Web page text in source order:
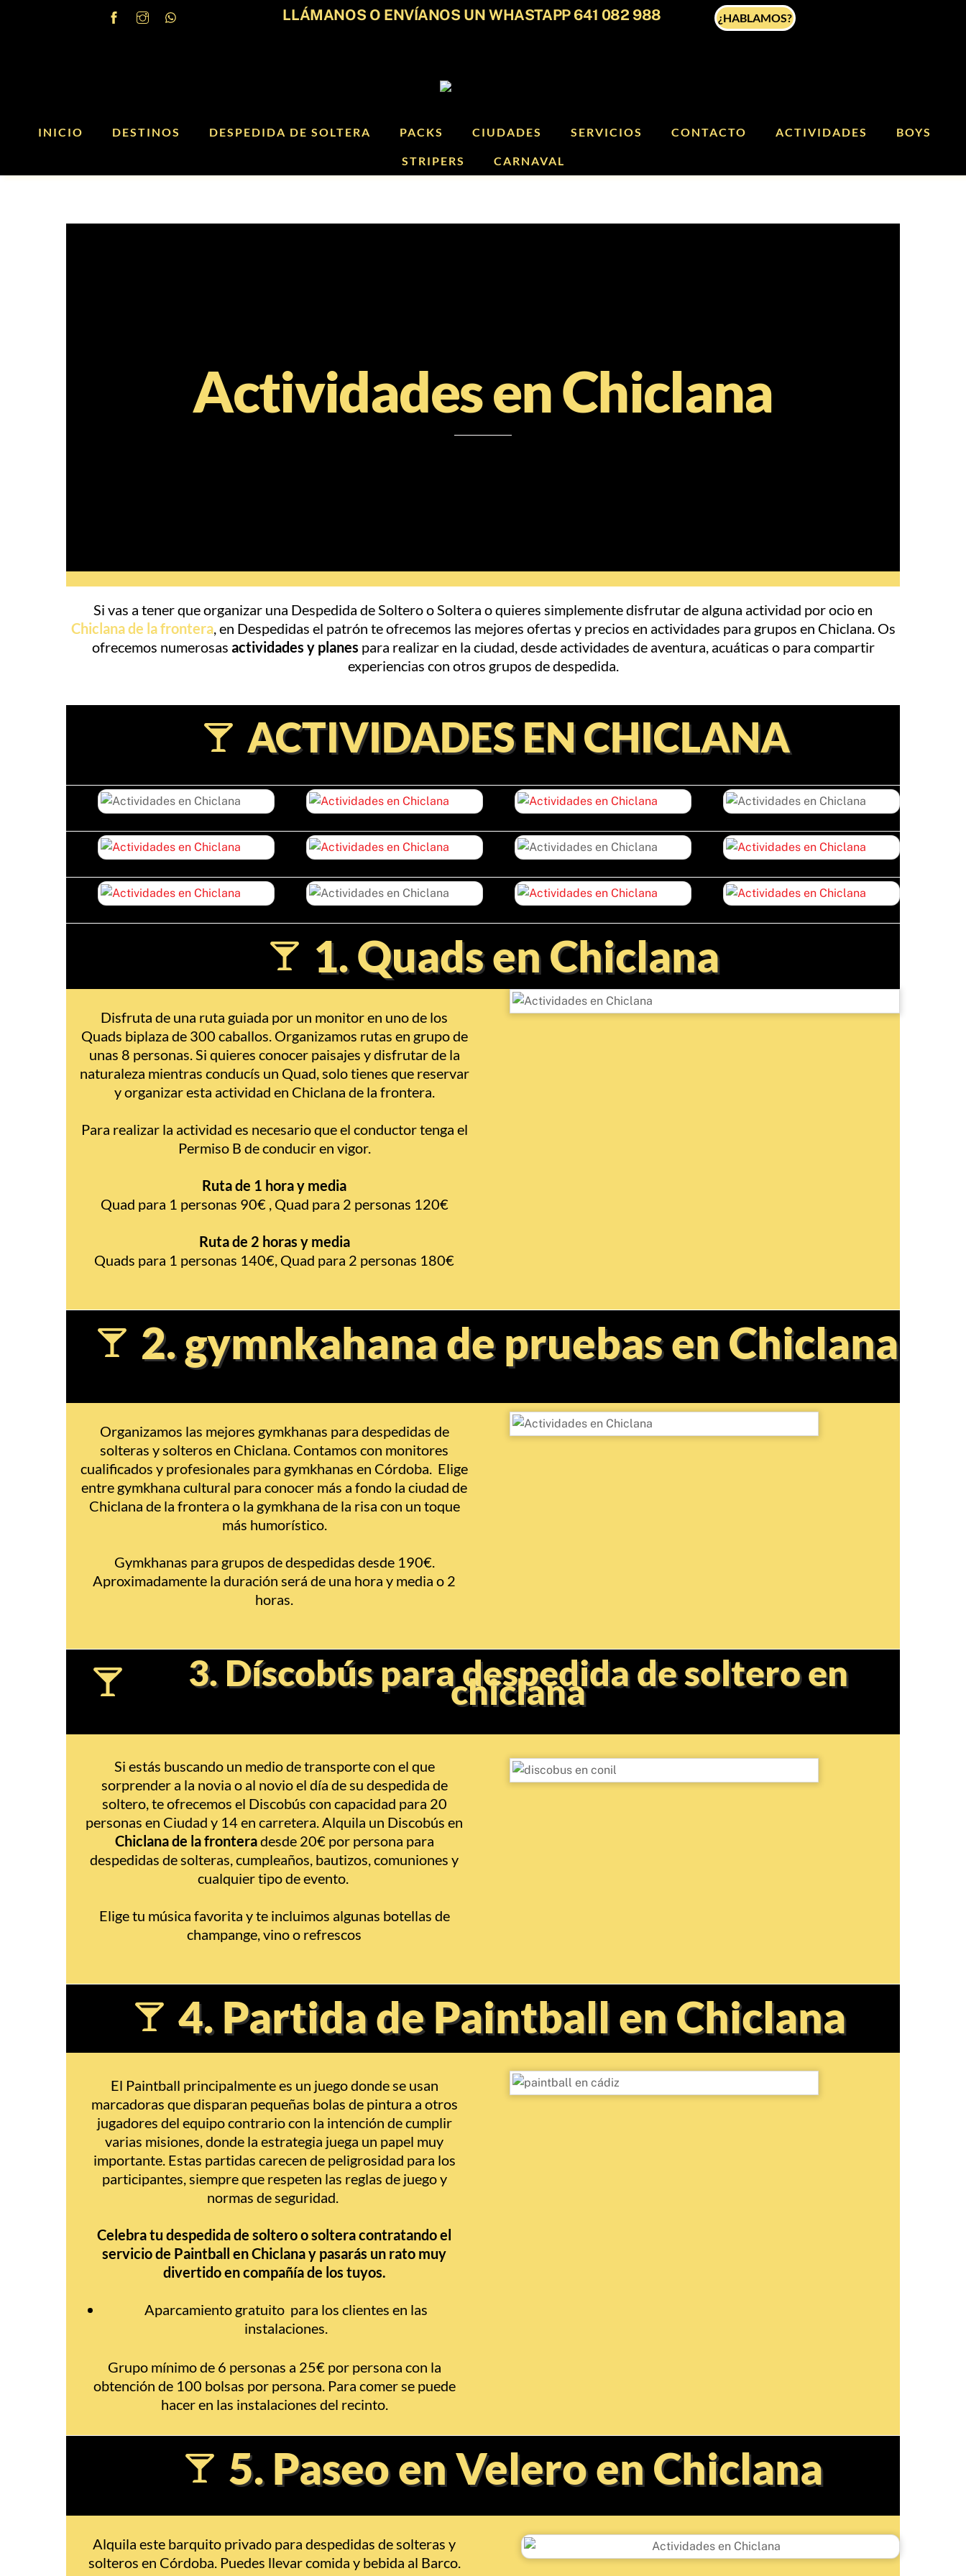
LLÁMANOS O ENVÍANOS UN WHASTAPP 641 082 988 ¿HABLAMOS?
INICIO DESTINOS DESPEDIDA DE SOLTERA PACKS CIUDADES SERVICIOS CONTACTO ACTIVIDADES BOYS
STRIPERS CARNAVAL
Actividades en Chiclana
Si vas a tener que organizar una Despedida de Soltero o Soltera o quieres simplemente disfrutar de alguna actividad por ocio en
Chiclana de la frontera, en Despedidas el patrón te ofrecemos las mejores ofertas y precios en actividades para grupos en Chiclana. Os
ofrecemos numerosas actividades y planes para realizar en la ciudad, desde actividades de aventura, acuáticas o para compartir
experiencias con otros grupos de despedida.
ACTIVIDADES EN CHICLANA
1. Quads en Chiclana
Disfruta de una ruta guiada por un monitor en uno de los
Quads biplaza de 300 caballos. Organizamos rutas en grupo de
unas 8 personas. Si quieres conocer paisajes y disfrutar de la
naturaleza mientras conducís un Quad, solo tienes que reservar
y organizar esta actividad en Chiclana de la frontera.
Para realizar la actividad es necesario que el conductor tenga el
Permiso B de conducir en vigor.
Ruta de 1 hora y media
Quad para 1 personas 90€ , Quad para 2 personas 120€
Ruta de 2 horas y media
Quads para 1 personas 140€, Quad para 2 personas 180€
2. gymnkahana de pruebas en Chiclana
Organizamos las mejores gymkhanas para despedidas de
solteras y solteros en Chiclana. Contamos con monitores
cualificados y profesionales para gymkhanas en Córdoba. Elige
entre gymkhana cultural para conocer más a fondo la ciudad de
Chiclana de la frontera o la gymkhana de la risa con un toque
más humorístico.
Gymkhanas para grupos de despedidas desde 190€.
Aproximadamente la duración será de una hora y media o 2
horas.
3. Díscobús para despedida de soltero en
chiclana
Si estás buscando un medio de transporte con el que
sorprender a la novia o al novio el día de su despedida de
soltero, te ofrecemos el Discobús con capacidad para 20
personas en Ciudad y 14 en carretera. Alquila un Discobús en
Chiclana de la fronteradesde 20€ por persona para
despedidas de solteras, cumpleaños, bautizos, comuniones y
cualquier tipo de evento.
Elige tu música favorita y te incluimos algunas botellas de
champange, vino o refrescos
4. Partida de Paintball en Chiclana
El Paintball principalmente es un juego donde se usan
marcadoras que disparan pequeñas bolas de pintura a otros
jugadores del equipo contrario con la intención de cumplir
varias misiones, donde la estrategia juega un papel muy
importante. Estas partidas carecen de peligrosidad para los
participantes, siempre que respeten las reglas de juego y
normas de seguridad.
Celebra tu despedida de soltero o soltera contratando el
servicio de Paintball en Chiclana y pasarás un rato muy
divertido en compañía de los tuyos.
Aparcamiento gratuito para los clientes en las
instalaciones.
Grupo mínimo de 6 personas a 25€ por persona con la
obtención de 100 bolsas por persona. Para comer se puede
hacer en las instalaciones del recinto.
5. Paseo en Velero en Chiclana
Alquila este barquito privado para despedidas de solteras y
solteros en Córdoba. Puedes llevar comida y bebida al Barco.